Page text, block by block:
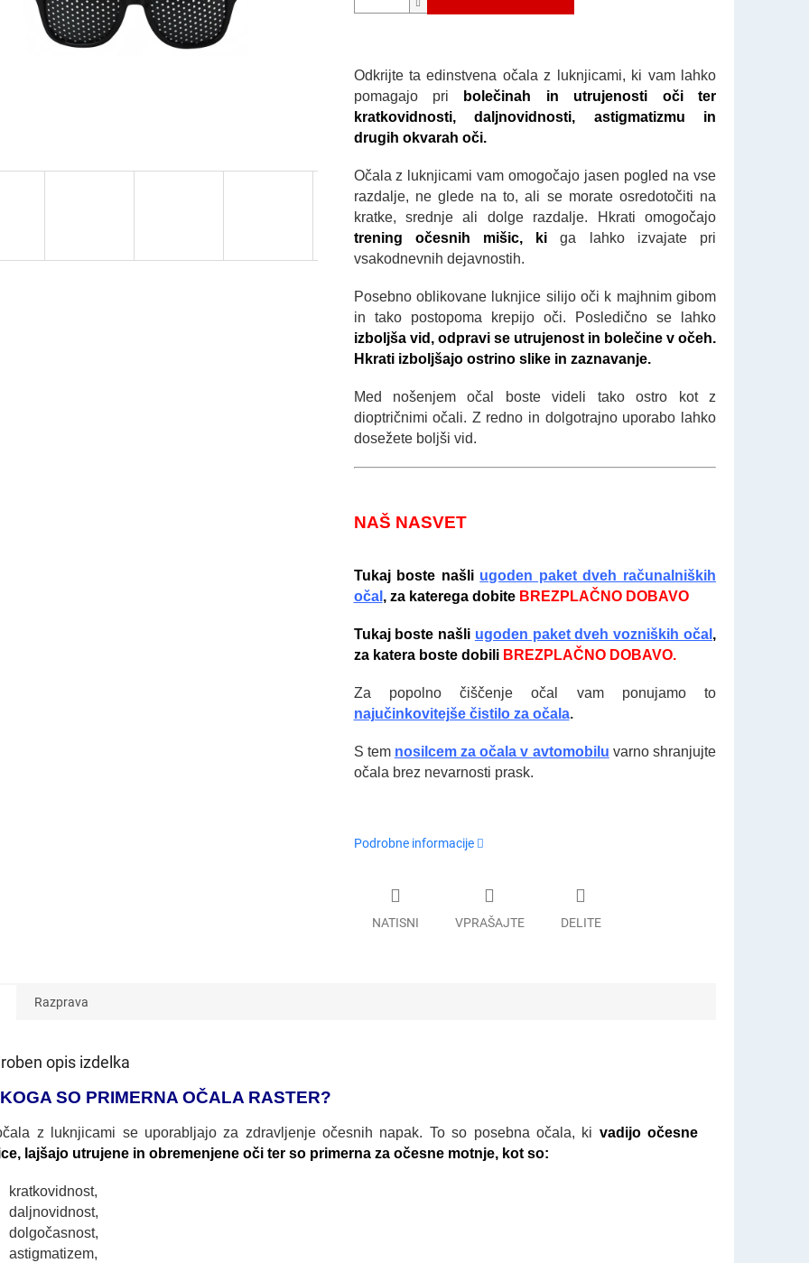
Odkrijte ta edinstvena očala z luknjicami, ki vam lahko
pomagajo pri
bolečinah in utrujenosti oči ter
kratkovidnosti, daljnovidnosti, astigmatizmu in
drugih okvarah oči.
Očala z luknjicami vam omogočajo jasen pogled na vse
razdalje, ne glede na to, ali se morate osredotočiti na
kratke, srednje ali dolge razdalje. Hkrati omogočajo
trening očesnih mišic, kiga lahko izvajate pri
vsakodnevnih dejavnostih.
Posebno oblikovane luknjice silijo oči k majhnim gibom
in tako postopoma krepijo oči. Posledično se lahko
izboljša vid, odpravi se utrujenost in bolečine v očeh.
Hkrati izboljšajo ostrino slike in zaznavanje.
Med nošenjem očal boste videli tako ostro kot z
dioptričnimi očali. Z redno in dolgotrajno uporabo lahko
dosežete boljši vid.
NAŠ NASVET
Tukaj boste našli ugoden paket dveh računalniških
očal , za katerega dobite BREZPLAČNO DOBAVO
Tukaj boste našli ugoden paket dveh vozniških očal ,
za katera boste dobili BREZPLAČNO DOBAVO.
Za popolno čiščenje očal vam ponujamo to
najučinkovitejše čistilo za očala.
S tem nosilcem za očala v avtomobilu varno shranjujte
očala brez nevarnosti prask.
Podrobne informacije
NATISNI VPRAŠAJTE DELITE
Razprava
opis izdelka
SO PRIMERNA OČALA RASTER?
z luknjicami se uporabljajo za zdravljenje očesnih napak. To so posebna očala, ki vadijo očesne
lajšajo utrujene in obremenjene oči ter so primerna za očesne motnje, kot so:
kratkovidnost,
daljnovidnost,
dolgočasnost,
astigmatizem,